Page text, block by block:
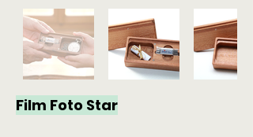
Film Foto Star